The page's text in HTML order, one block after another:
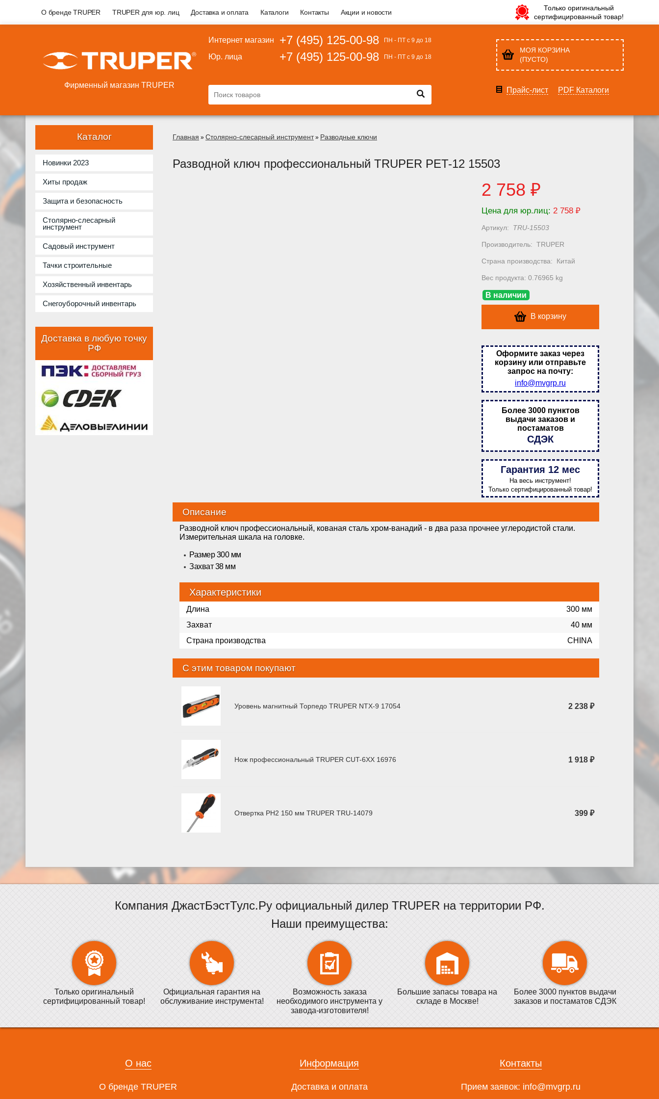
О бренде TRUPER TRUPER для юр. лиц Доставка и оплата Каталоги Контакты Акции и новости
Только оригинальный
сертифицированный товар!
Фирменный магазин TRUPER
Интернет магазин +7 (495) 125-00-98 ПН - ПТ с 9 до 18
Юр. лица +7 (495) 125-00-98 ПН - ПТ с 9 до 18
МОЯ КОРЗИНА
(ПУСТО)
Прайс-лист PDF Каталоги
Каталог
Новинки 2023
Хиты продаж
Защита и безопасность
Столярно-слесарный
инструмент
Садовый инструмент
Тачки строительные
Хозяйственный инвентарь
Снегоуборочный инвентарь
Доставка в любую точку
РФ
Главная » Столярно-слесарный инструмент» Разводные ключи
Разводной ключ профессиональный TRUPER PET-12 15503
2 758 ₽
Цена для юр.лиц: 2 758 ₽
Артикул: TRU-15503
Производитель: TRUPER
Страна производства: Китай
Вес продукта: 0.76965 kg
В наличии
В корзину
Оформите заказ через
корзину или отправьте
запрос на почту:
info@mvgrp.ru
Более 3000 пунктов
выдачи заказов и
постаматов
СДЭК
Гарантия 12 мес
На весь инструмент!
Только сертифицированный товар!
Описание
Разводной ключ профессиональный, кованая сталь хром-ванадий - в два раза прочнее углеродистой стали.
Измерительная шкала на головке.
Размер 300 мм
Захват 38 мм
Характеристики
Длина
300 мм
Захват
40 мм
Страна производства
CHINA
С этим товаром покупают
Уровень магнитный Торпедо TRUPER NTX-9 17054 2 238 ₽
Нож профессиональный TRUPER CUT-6XX 16976 1 918 ₽
Отвертка РН2 150 мм TRUPER TRU-14079 399 ₽
Компания ДжастБэстТулс.Ру официальный дилер TRUPER на территории РФ.
Наши преимущества:
Только оригинальный
сертифицированный товар!
Официальная гарантия на
обслуживание инструмента!
Возможность заказа
необходимого инструмента у
завода-изготовителя!
Большие запасы товара на
складе в Москве!
Более 3000 пунктов выдачи
заказов и постаматов СДЭК
О нас
О бренде TRUPER
Информация
Доставка и оплата
Контакты
Прием заявок: info@mvgrp.ru